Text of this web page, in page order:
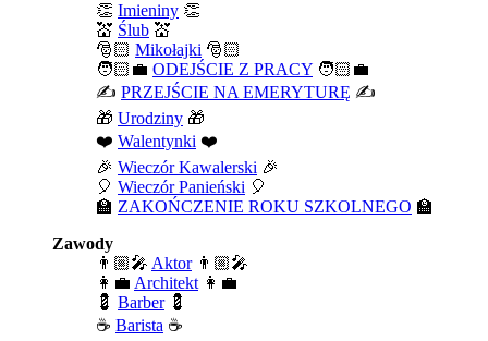
👏 Imieniny 👏
💒 Ślub 💒
🎅🏻 Mikołajki 🎅🏻
🧑🏻‍💼 ODEJŚCIE Z PRACY 🧑🏻‍💼
✍️ PRZEJŚCIE NA EMERYTURĘ ✍️
🎁 Urodziny 🎁
❤️ Walentynki ❤️
🎉 Wieczór Kawalerski 🎉
🎈 Wieczór Panieński 🎈
🏫 ZAKOŃCZENIE ROKU SZKOLNEGO 🏫
Zawody
👨🏼‍🎤 Aktor👨🏼‍🎤
👩‍💼 Architekt 👩‍💼
💈 Barber💈
☕ Barista ☕